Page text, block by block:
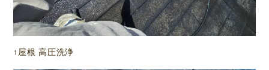
↑屋根 高圧洗浄